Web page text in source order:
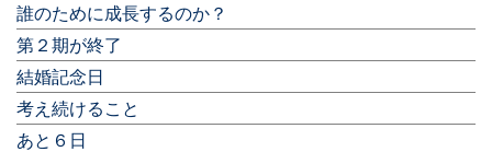
誰のために成長するのか？
第２期が終了
結婚記念日
考え続けること
あと６日